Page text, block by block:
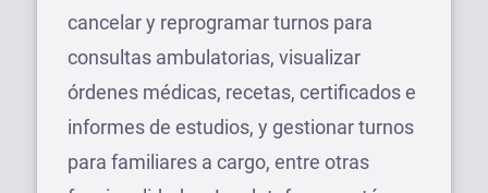
cancelar y reprogramar turnos para
consultas ambulatorias, visualizar
órdenes médicas, recetas, certificados e
informes de estudios, y gestionar turnos
para familiares a cargo, entre otras